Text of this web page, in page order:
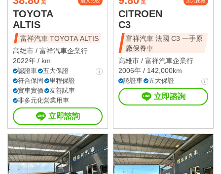
萬
TOYOTA
ALTIS
富祥汽車 TOYOTA ALTIS
高雄市 / 富祥汽車企業行
2022年 / km
認證車
五大保證
符合保固
里程保證
實車實價
友善試車
非多元化營業用車
立即諮詢
萬
CITROEN
C3
富祥汽車 法國 C3 一手原
廠保養車
高雄市 / 富祥汽車企業行
2006年 / 142,000km
認證車 五大保證
立即諮詢